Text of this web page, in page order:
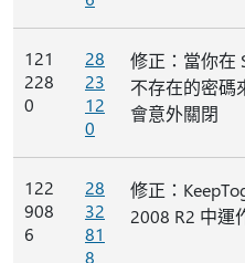
121
228
0
28
23
12
0
修正：當你在
不存在的密碼
會意外關閉
122
908
6
28
32
81
8
修正：
2008 R2 中運